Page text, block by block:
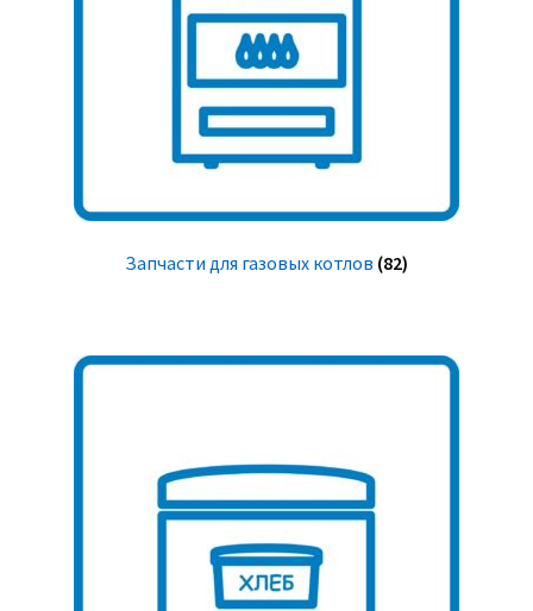
Запчасти для газовых котлов (82)